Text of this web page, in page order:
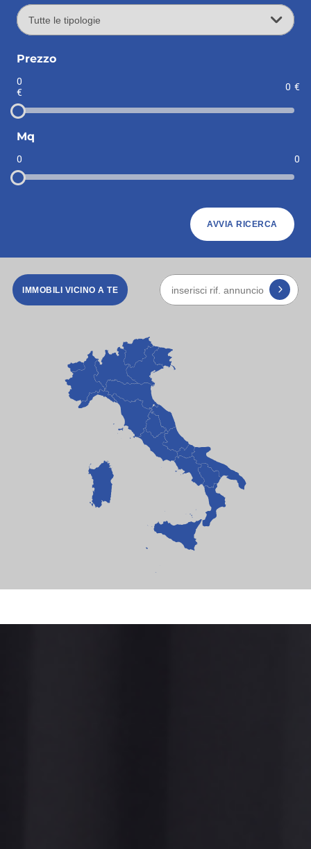
Prezzo
0
€
0 €
Mq
0 0
AVVIA RICERCA
IMMOBILI VICINO A TE